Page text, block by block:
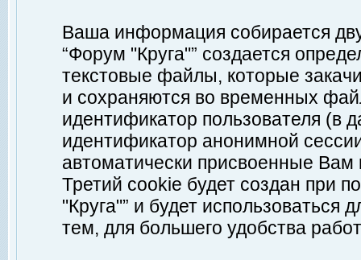
Ваша информация собирается
“Форум "Круга"” создается
текстовые файлы, которые
и сохраняются во временных
идентификатор пользователя (в
идентификатор анонимной
автоматически присвоенные
Третий cookie будет создан при
"Круга"” и будет
тем, для большего удобства